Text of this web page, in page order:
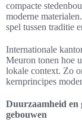
compacte
moderne
spel tussen traditie
Internationale
Meuron tonen hoe
lokale context. Zo
kernprincipes
Duurzaamheid en
gebouwen